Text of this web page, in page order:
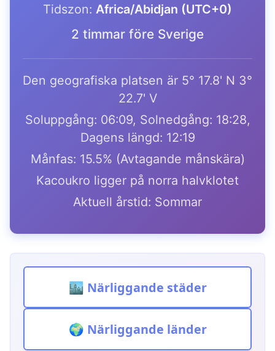
Tidszon: Africa/Abidjan (UTC+0)
2 timmar före Sverige
Den geografiska platsen är 5° 17.8' N 3°
22.7' V
Soluppgång: 06:09, Solnedgång: 18:28,
Dagens längd: 12:19
Månfas: 15.5% (Avtagande månskära)
Kacoukro ligger på norra halvklotet
Aktuell årstid: Sommar
🏙️ Närliggande städer
🌍 Närliggande länder